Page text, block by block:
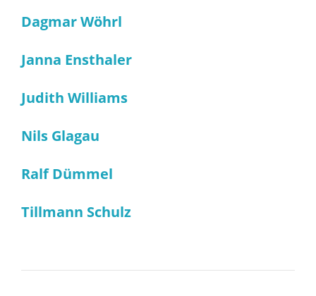
Dagmar Wöhrl
Janna Ensthaler
Judith Williams
Nils Glagau
Ralf Dümmel
Tillmann Schulz